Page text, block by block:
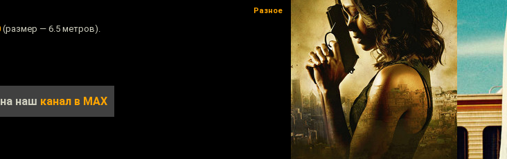
Разное
(размер — 6.5 метров).
наш канал в MAX